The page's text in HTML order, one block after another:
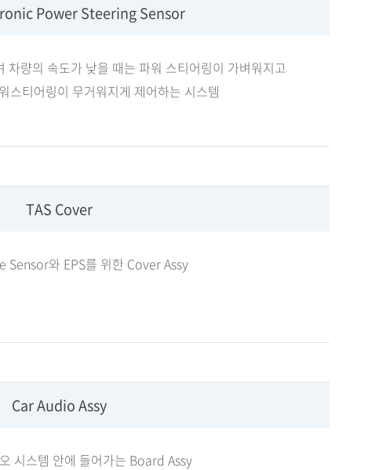
Power Steering Sensor
차량의 속도가 낮을 때는 파워 스티어링이 가벼워지고
스티어링이 무거워지게 제어하는 시스템
TAS Cover
Sensor와 EPS를 위한 Cover Assy
Car Audio Assy
시스템 안에 들어가는 Board Assy